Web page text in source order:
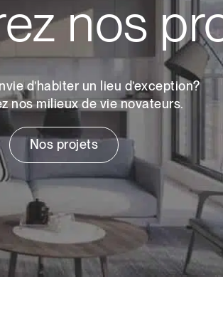
nos
d’habiter un lieu d’exception?
nos milieux de vie novateurs.
Nos projets